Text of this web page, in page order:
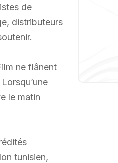
de
distributeurs
ne flânent
le matin
tunisien,